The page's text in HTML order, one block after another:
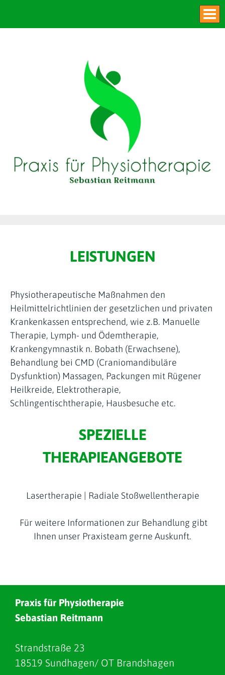
LEISTUNGEN
Physiotherapeutische Maßnahmen den
Heilmittelrichtlinien der gesetzlichen und privaten
Krankenkassen entsprechend, wie z.B. Manuelle
Therapie, Lymph- und Ödemtherapie,
Krankengymnastik n. Bobath (Erwachsene),
Behandlung bei CMD (Craniomandibuläre
Dysfunktion) Massagen, Packungen mit Rügener
Heilkreide, Elektrotherapie,
Schlingentischtherapie, Hausbesuche etc.
SPEZIELLE
THERAPIEANGEBOTE
Lasertherapie | Radiale Stoßwellentherapie
Für weitere Informationen zur Behandlung gibt
Ihnen unser Praxisteam gerne Auskunft.
Praxis für Physiotherapie
Sebastian Reitmann
Strandstraße 23
18519 Sundhagen/ OT Brandshagen